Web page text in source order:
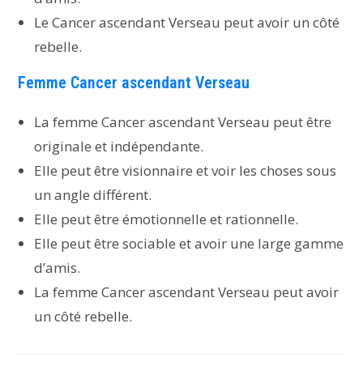
Le Cancer ascendant Verseau peut avoir un côté
rebelle.
Femme Cancer ascendant Verseau
La femme Cancer ascendant Verseau peut être
originale et indépendante.
Elle peut être visionnaire et voir les choses sous
un angle différent.
Elle peut être émotionnelle et rationnelle.
Elle peut être sociable et avoir une large gamme
d’amis.
La femme Cancer ascendant Verseau peut avoir
un côté rebelle.